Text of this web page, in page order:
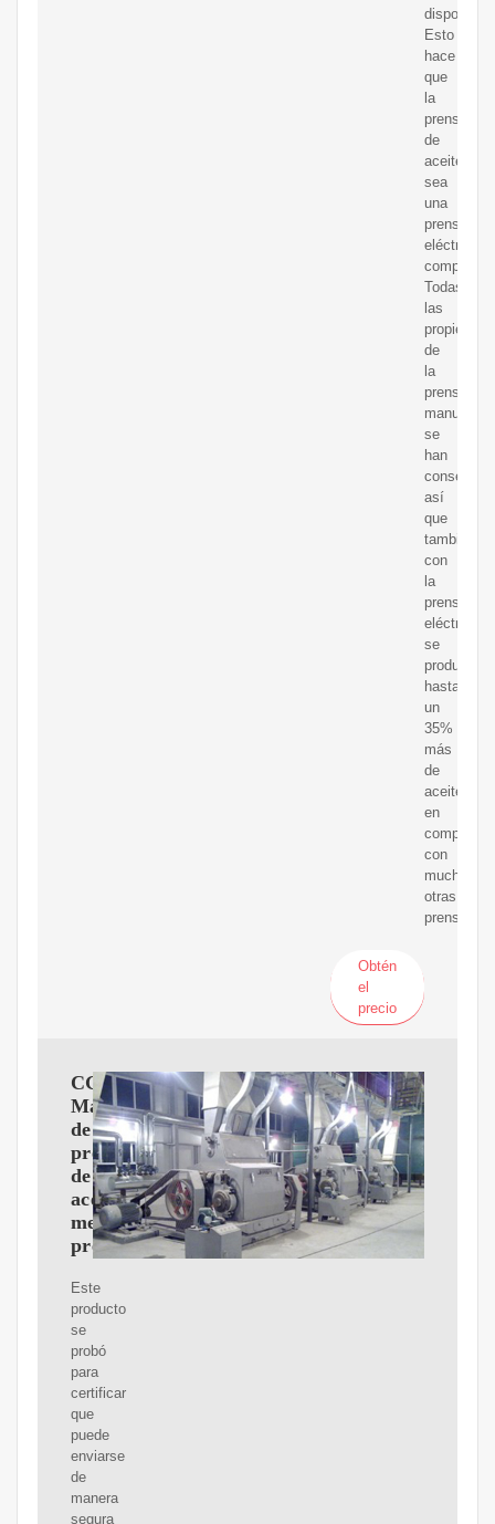
disponible.
Esto
hace
que
la
prensa
de
aceite
sea
una
prensa
eléctrica
completa.
Todas
las
de
la
prensa
manual
se
han
así
que
también
con
la
prensa
eléctrica
se
produce
hasta
un
35%
más
de
aceite
en
con
muchas
otras
prensas.
Obtén
el
precio
CGOLDENWALL
Máquina
de
prensa
de
aceite
mejorada,
prensa
Este
producto
se
probó
para
certificar
que
puede
enviarse
de
manera
segura